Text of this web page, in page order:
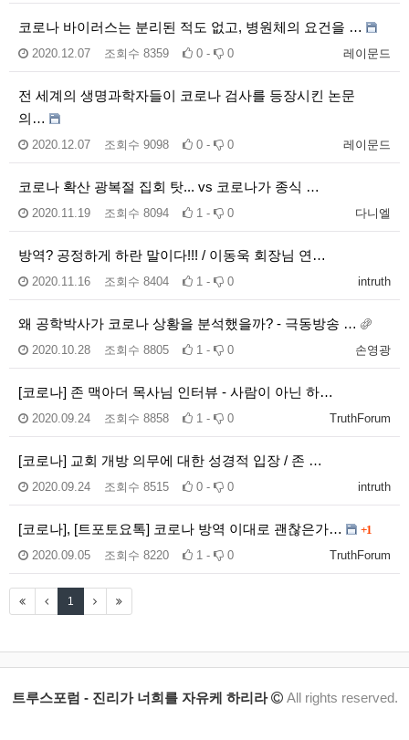
코로나 바이러스는 분리된 적도 없고, 병원체의 요건을 …
레이문드
2020.12.07 조회수 8359 0 - 0
전 세계의 생명과학자들이 코로나 검사를 등장시킨 논문
의…
레이문드
2020.12.07 조회수 9098 0 - 0
코로나 확산 광복절 집회 탓... vs 코로나가 종식 …
다니엘
2020.11.19 조회수 8094 1 - 0
방역? 공정하게 하란 말이다!!! / 이동욱 회장님 연…
intruth
2020.11.16 조회수 8404 1 - 0
왜 공학박사가 코로나 상황을 분석했을까? - 극동방송 …
손영광
2020.10.28 조회수 8805 1 - 0
[코로나] 존 맥아더 목사님 인터뷰 - 사람이 아닌 하…
TruthForum
2020.09.24 조회수 8858 1 - 0
[코로나] 교회 개방 의무에 대한 성경적 입장 / 존 …
intruth
2020.09.24 조회수 8515 0 - 0
[코로나], [트포토요톡] 코로나 방역 이대로 괜찮은가… +1
TruthForum
2020.09.05 조회수 8220 1 - 0
1
트루스포럼 - 진리가 너희를 자유케 하리라 All rights reserved.